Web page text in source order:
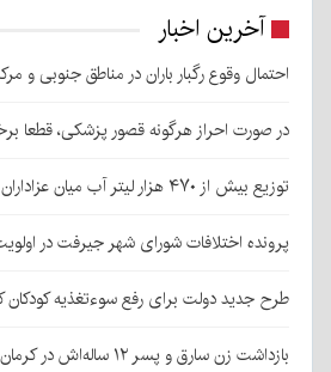
آخرین اخبار
احتمال وقوع رگبار باران در مناطق جنوبی و
در صورت احراز هرگونه قصور پزشکی، قطعا
توزیع بیش از ۴۷۰ هزار لیتر آب میان عزاداران جامانده اربعین در کرمان
پرونده اختلافات شورای شهر جیرفت در
طرح جدید دولت برای رفع سوءتغذیه کودکان
بازداشت زن سارق و پسر ۱۲ ساله‌اش در کرمان